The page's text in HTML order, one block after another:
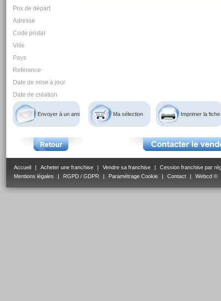
Prix de départ
Adresse
Code postal
Ville
Pays
Reférence
Date de mise à jour
Date de création
Envoyer à un ami Ma sélection Imprimer la fiche
Accueil Acheter une franchise Vendre sa franchise
Cession franchise par
Mentions légales
RGPD / GDPR Paramétrage Cookie Contact Webcd ©